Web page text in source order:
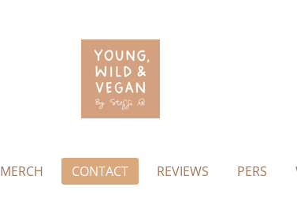
MERCH CONTACT REVIEWS PERS